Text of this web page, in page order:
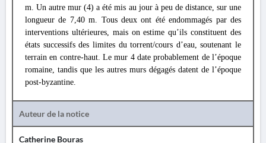
m. Un autre mur (4) a été mis au jour à peu de distance, sur une
longueur de 7,40 m. Tous deux ont été endommagés par des
interventions ultérieures, mais on estime qu’ils constituent des
états successifs des limites du torrent/cours d’eau, soutenant le
terrain en contre-haut. Le mur 4 date probablement de l’époque
romaine, tandis que les autres murs dégagés datent de l’époque
post-byzantine.
Auteur de la notice
Catherine Bouras